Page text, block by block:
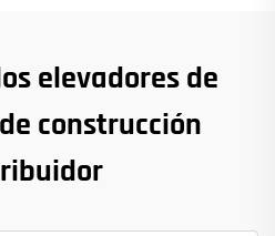
elevadores de
construcción